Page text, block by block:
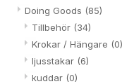
Doing Goods (85)
Tillbehör (34)
Krokar / Hängare (0)
ljusstakar (6)
kuddar (0)